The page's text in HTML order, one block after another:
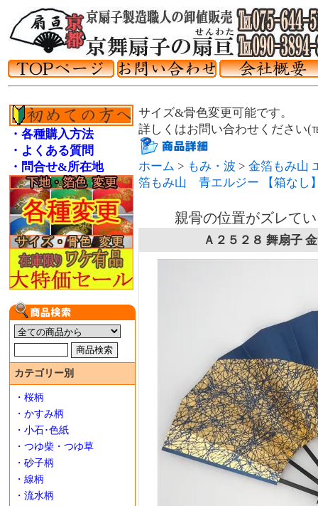
・各種購入方法
・よくある質問
・問合せ&所在地
カテゴリー別
・桜柄
・かすみ柄
・小石･色紙
・つゆ柴・つゆ草
・砂子柄
・線柄
・流水柄
サイズ&骨色変更可能です。
詳しくはお問い合わせください
ホーム > もみ・波 > 金箔もみ山
箔もみ山 青エルジー 【箱なし
親骨の位置がズレて
Ａ２５２８ 舞扇子